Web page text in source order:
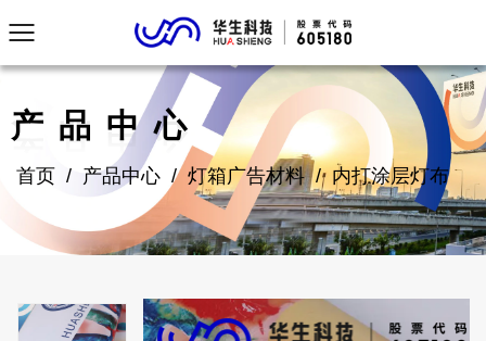
产品中心
首页 / 产品中心 / 灯箱广告材料 / 内打涂层灯布